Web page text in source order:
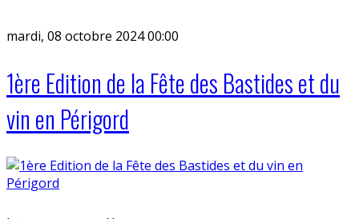
mardi, 08 octobre 2024 00:00
1ère Edition de la Fête des Bastides et du
vin en Périgord